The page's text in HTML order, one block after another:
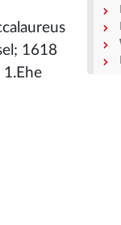
1618